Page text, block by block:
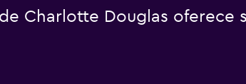
Charlotte Douglas